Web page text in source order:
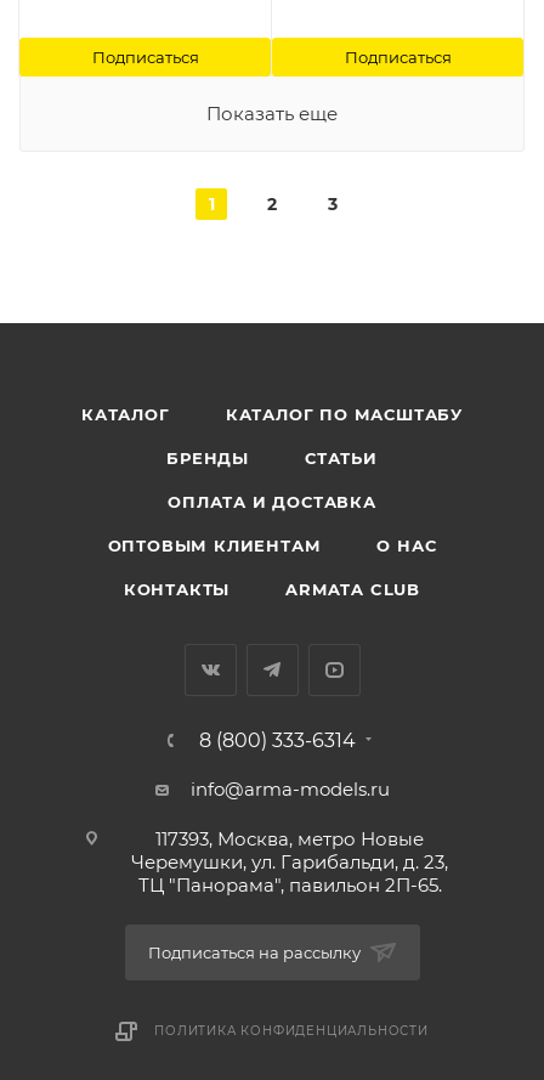
Подписаться Подписаться
Показать еще
1 2 3
КАТАЛОГ КАТАЛОГ ПО МАСШТАБУ
БРЕНДЫ СТАТЬИ
ОПЛАТА И ДОСТАВКА
ОПТОВЫМ КЛИЕНТАМ О НАС
КОНТАКТЫ ARMATA CLUB
8 (800) 333-6314
info@arma-models.ru
117393, Москва, метро Новые
Черемушки, ул. Гарибальди, д. 23,
ТЦ "Панорама", павильон 2П-65.
Подписаться на рассылку
ПОЛИТИКА КОНФИДЕНЦИАЛЬНОСТИ